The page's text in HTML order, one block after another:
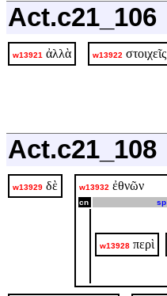
Act.c21_106
w13921 ἀλλὰ w13922 στοιχεῖς
Act.c21_108
w13929 δὲ w13932 ἐθνῶν
cn sp
w13928 περὶ